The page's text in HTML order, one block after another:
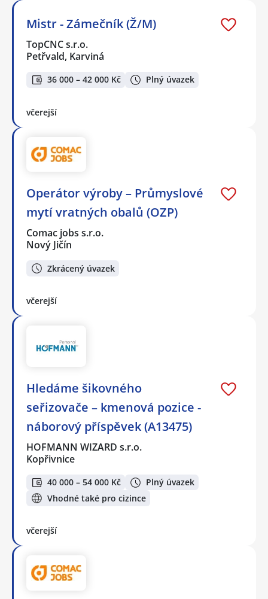
Mistr - Zámečník (Ž/M)
TopCNC s.r.o.
Petřvald, Karviná
36 000 – 42 000 Kč Plný úvazek
včerejší
Operátor výroby – Průmyslové
mytí vratných obalů (OZP)
Comac jobs s.r.o.
Nový Jičín
Zkrácený úvazek
včerejší
Hledáme šikovného
seřizovače – kmenová pozice -
náborový příspěvek (A13475)
HOFMANN WIZARD s.r.o.
Kopřivnice
40 000 – 54 000 Kč
Plný úvazek
Vhodné také pro cizince
včerejší